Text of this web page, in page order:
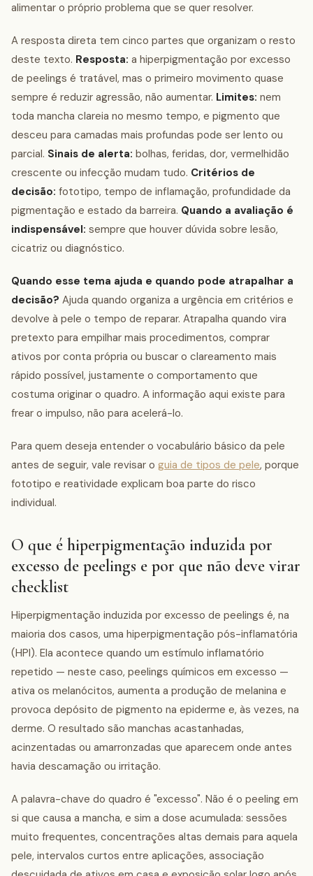
alimentar o próprio problema que se quer resolver.
A resposta direta tem cinco partes que organizam o resto
deste texto. Resposta: a hiperpigmentação por excesso
de peelings é tratável, mas o primeiro movimento quase
sempre é reduzir agressão, não aumentar. Limites: nem
toda mancha clareia no mesmo tempo, e pigmento que
desceu para camadas mais profundas pode ser lento ou
parcial. Sinais de alerta: bolhas, feridas, dor, vermelhidão
crescente ou infecção mudam tudo. Critérios de
decisão: fototipo, tempo de inflamação, profundidade da
pigmentação e estado da barreira. Quando a avaliação é
indispensável: sempre que houver dúvida sobre lesão,
cicatriz ou diagnóstico.
Quando esse tema ajuda e quando pode atrapalhar a
decisão? Ajuda quando organiza a urgência em critérios e
devolve à pele o tempo de reparar. Atrapalha quando vira
pretexto para empilhar mais procedimentos, comprar
ativos por conta própria ou buscar o clareamento mais
rápido possível, justamente o comportamento que
costuma originar o quadro. A informação aqui existe para
frear o impulso, não para acelerá-lo.
Para quem deseja entender o vocabulário básico da pele
antes de seguir, vale revisar o guia de tipos de pele, porque
fototipo e reatividade explicam boa parte do risco
individual.
O que é hiperpigmentação induzida por
excesso de peelings e por que não deve virar
checklist
Hiperpigmentação induzida por excesso de peelings é, na
maioria dos casos, uma hiperpigmentação pós-inflamatória
(HPI). Ela acontece quando um estímulo inflamatório
repetido — neste caso, peelings químicos em excesso —
ativa os melanócitos, aumenta a produção de melanina e
provoca depósito de pigmento na epiderme e, às vezes, na
derme. O resultado são manchas acastanhadas,
acinzentadas ou amarronzadas que aparecem onde antes
havia descamação ou irritação.
A palavra-chave do quadro é "excesso". Não é o peeling em
si que causa a mancha, e sim a dose acumulada: sessões
muito frequentes, concentrações altas demais para aquela
pele, intervalos curtos entre aplicações, associação